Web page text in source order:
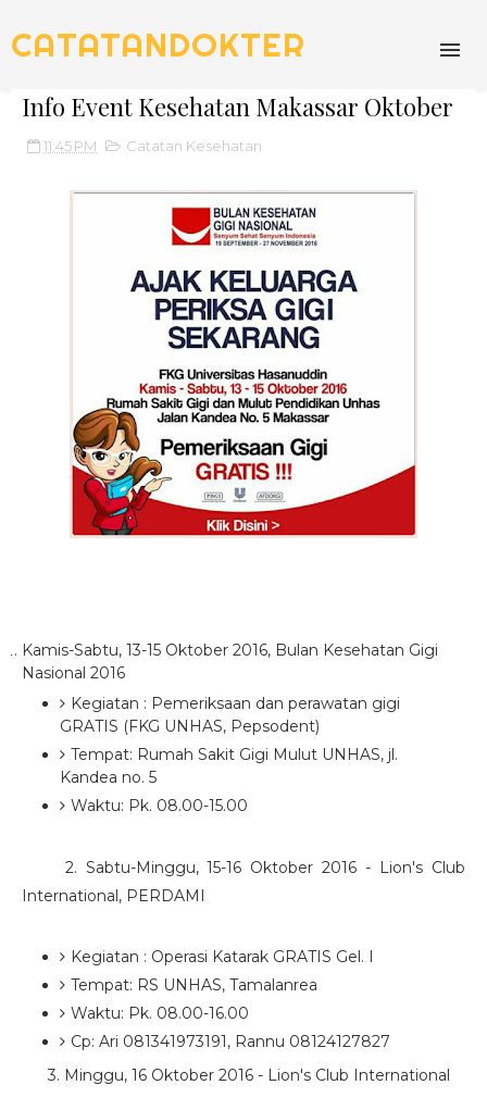
CATATANDOKTER
Info Event Kesehatan Makassar Oktober
11:45 PM Catatan Kesehatan
Kamis-Sabtu, 13-15 Oktober 2016, Bulan Kesehatan Gigi
Nasional 2016
Kegiatan : Pemeriksaan dan perawatan gigi
GRATIS (FKG UNHAS, Pepsodent)
Tempat: Rumah Sakit Gigi Mulut UNHAS, jl.
Kandea no. 5
Waktu: Pk. 08.00-15.00
2. Sabtu-Minggu, 15-16 Oktober 2016 - Lion's Club
International, PERDAMI
Kegiatan : Operasi Katarak GRATIS Gel. I
Tempat: RS UNHAS, Tamalanrea
Waktu: Pk. 08.00-16.00
Cp: Ari 081341973191, Rannu 08124127827
3. Minggu, 16 Oktober 2016 - Lion's Club International